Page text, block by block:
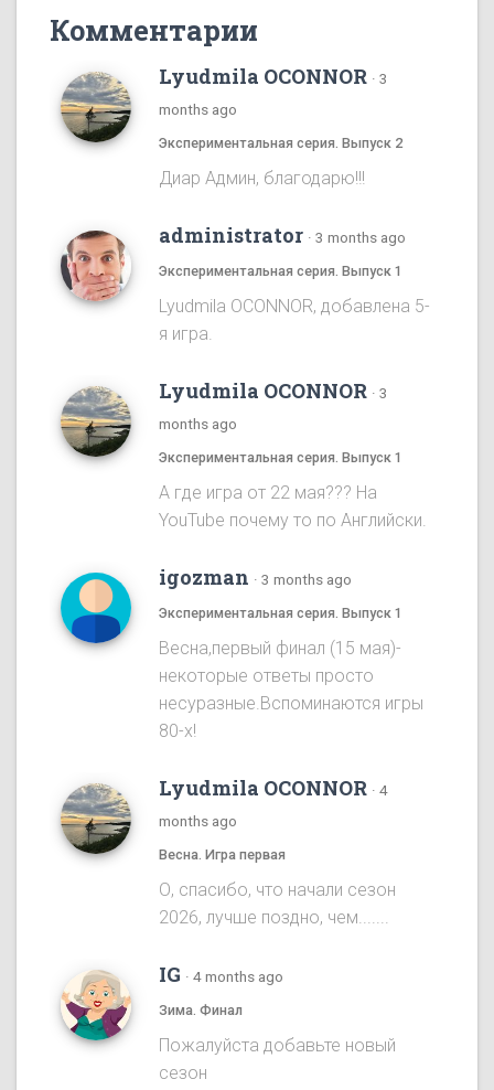
Комментарии
Lyudmila OCONNOR · 3
months ago
Экспериментальная серия. Выпуск 2
Диар Админ, благодарю!!!
administrator · 3 months ago
Экспериментальная серия. Выпуск 1
Lyudmila OCONNOR, добавлена 5-
я игра.
Lyudmila OCONNOR · 3
months ago
Экспериментальная серия. Выпуск 1
А где игра от 22 мая??? На
YouTube почему то по Английски.
igozman · 3 months ago
Экспериментальная серия. Выпуск 1
Весна,первый финал (15 мая)-
некоторые ответы просто
несуразные.Вспоминаются игры
80-х!
Lyudmila OCONNOR · 4
months ago
Весна. Игра первая
О, спасибо, что начали сезон
2026, лучше поздно, чем.......
IG · 4 months ago
Зима. Финал
Пожалуйста добавьте новый
сезон